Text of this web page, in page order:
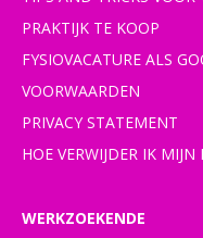
PRAKTIJK TE KOOP
FYSIOVACATURE ALS
VOORWAARDEN
PRIVACY STATEMENT
HOE VERWIJDER IK
WERKZOEKENDE